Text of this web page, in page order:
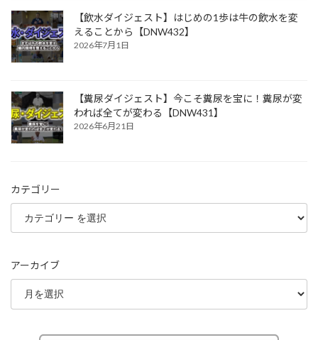
【飲水ダイジェスト】はじめの1歩は牛の飲水を変
えることから【DNW432】
2026年7月1日
【糞尿ダイジェスト】今こそ糞尿を宝に！糞尿が変
われば全てが変わる【DNW431】
2026年6月21日
カテゴリー
アーカイブ